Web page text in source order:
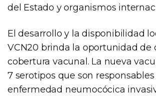
del Estado y organismos
El desarrollo y la disponibilidad
VCN20 brinda la oportunidad de
cobertura vacunal. La nueva
7 serotipos que son
enfermedad neumocócica